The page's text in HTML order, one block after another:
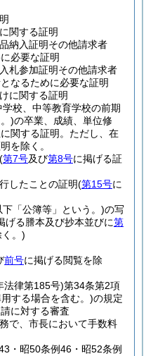
関する証明
納入証明その他請求者
必要な証明
札参加証明その他請求者
なるために必要な証明
に関する証明
校、中等教育学校の前期
)の卒業、成績、単位修
関する証明。 ただし、在
を除く。
(第7号及び第8号に掲げる証
したことの証明(第15号に
下「公簿等」という。)の写
げる謄本及び抄本並びに第
。)
前号に掲げる閲覧を除
法律第185号)第34条第2項
する場合を含む。)の規定
に対する審査
で、市長において手数料
・昭50条例46・昭52条例